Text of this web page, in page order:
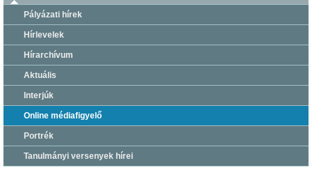
Pályázati hírek
Hírlevelek
Hírarchívum
Aktuális
Interjúk
Online médiafigyelő
Portrék
Tanulmányi versenyek hírei